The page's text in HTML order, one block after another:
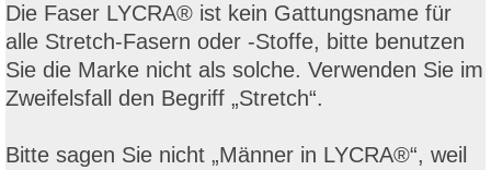
Die Faser LYCRA® ist kein Gattungsname für
alle Stretch-Fasern oder -Stoffe, bitte benutzen
Sie die Marke nicht als solche. Verwenden Sie im
Zweifelsfall den Begriff „Stretch“.
Bitte sagen Sie nicht „Männer in LYCRA®“, weil